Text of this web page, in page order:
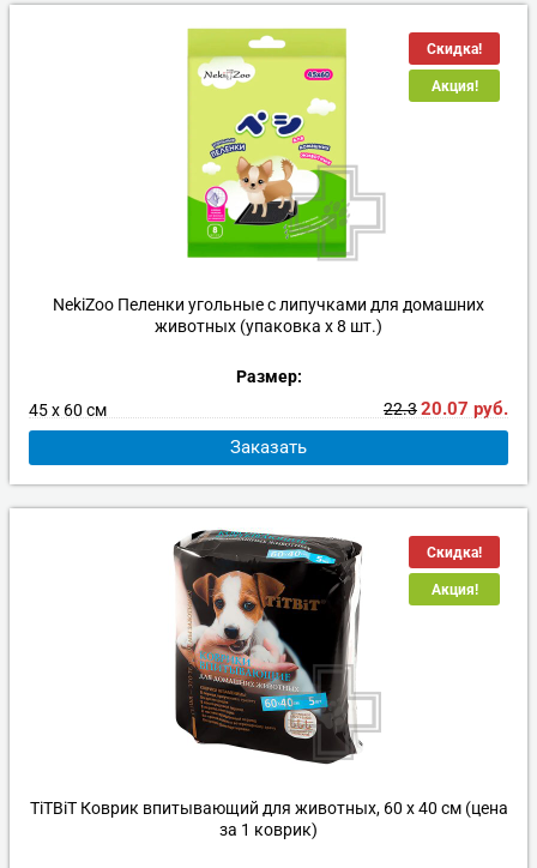
Скидка!
Акция!
NekiZoo Пеленки угольные с липучками для домашних
животных (упаковка х 8 шт.)
Размер:
45 х 60 см
22.320.07 руб.
Заказать
Скидка!
Акция!
TiTBiT Коврик впитывающий для животных, 60 x 40 см (цена
за 1 коврик)